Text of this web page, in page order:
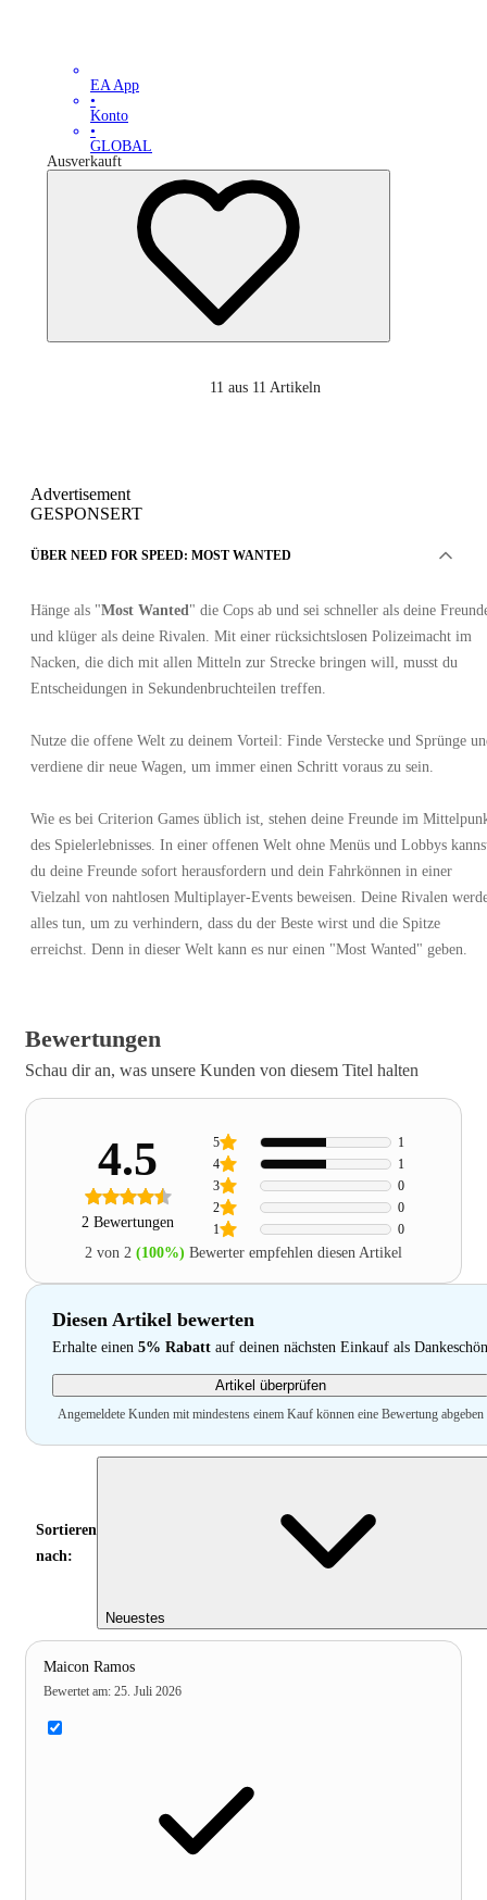
EA App
•
Konto
•
GLOBAL
Ausverkauft
11 aus 11 Artikeln
Advertisement
GESPONSERT
ÜBER NEED FOR SPEED: MOST WANTED
Hänge als "Most Wanted" die Cops ab und sei schneller als deine
und klüger als deine Rivalen. Mit einer rücksichtslosen Polizeimacht im
Nacken, die dich mit allen Mitteln zur Strecke bringen will, musst du
Entscheidungen in Sekundenbruchteilen treffen.
Nutze die offene Welt zu deinem Vorteil: Finde Verstecke und Sprünge
verdiene dir neue Wagen, um immer einen Schritt voraus zu sein.
Wie es bei Criterion Games üblich ist, stehen deine Freunde im
des Spielerlebnisses. In einer offenen Welt ohne Menüs und Lobbys
du deine Freunde sofort herausfordern und dein Fahrkönnen in einer
Vielzahl von nahtlosen Multiplayer-Events beweisen. Deine Rivalen
alles tun, um zu verhindern, dass du der Beste wirst und die Spitze
erreichst. Denn in dieser Welt kann es nur einen "Most Wanted" geben.
Bewertungen
Schau dir an, was unsere Kunden von diesem Titel halten
4.5
2 Bewertungen 1 0
2 0
3 0
4 1
5 1
2 von 2 (100%) Bewerter empfehlen diesen Artikel
Diesen Artikel bewerten
Erhalte einen 5% Rabatt auf deinen nächsten Einkauf als Dankeschön
Artikel überprüfen
Angemeldete Kunden mit mindestens einem Kauf können eine Bewertung abgeben
Sortieren
nach:
Neuestes
Maicon Ramos
Bewertet am: 25. Juli 2026